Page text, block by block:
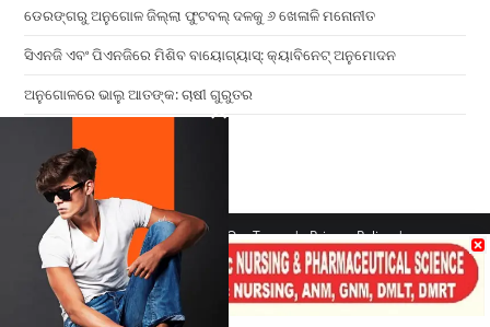
ଡେରଙ୍ଗରୁ ଅନୁଗୋଳ ଜିଲ୍ଲା ଫୁଟବଲ୍ ଦଳକୁ ୬ ଖେଳାଳି ମନୋନୀତ
ସିଏନଜି ଏବଂ ପିଏନଜିରେ ମିଶିବ ବାୟୋଗ୍ୟାସ୍: କ୍ୟାବିନେଟ୍ ଅନୁମୋଦନ
ଅନୁଗୋଳରେ ଭାଲୁ ଆତଙ୍କ: ଚାଷୀ ଗୁରୁତର
Home Contact us Our Team
Privacy Policy
Terms & Conditions
Copyright 2026 - ATV Angul All Rights Reserved
Made with ❤️ By UPDIGIT
×